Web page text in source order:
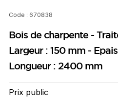
Code : 670838
Bois de charpente -
Largeur : 150 mm -
Longueur : 2400 mm
Prix public